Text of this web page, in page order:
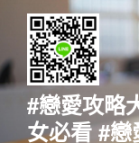
要
#戀愛攻略
女必看 #